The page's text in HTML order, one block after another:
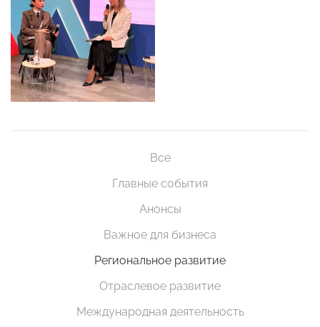
Все
Главные события
Анонсы
Важное для бизнеса
Региональное развитие
Отраслевое развитие
Международная деятельность